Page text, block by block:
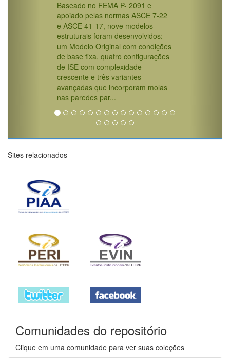
Baseado no FEMA P- 2091 e
apoiado pelas normas ASCE 7-22
e ASCE 41-17, nove modelos
estruturais foram desenvolvidos:
um Modelo Original com condições
de base fixa, quatro configurações
de ISE com complexidade
crescente e três variantes
avançadas que incorporam molas
nas paredes par...
Sites relacionados
Comunidades do repositório
Clique em uma comunidade para ver suas coleções